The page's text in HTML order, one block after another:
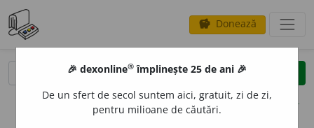
savings Donează
clear
opțiuni
🎉 dexonline® împlinește 25 de ani 🎉
De un sfert de secol suntem aici, gratuit, zi de zi,
pentru milioane de căutări.